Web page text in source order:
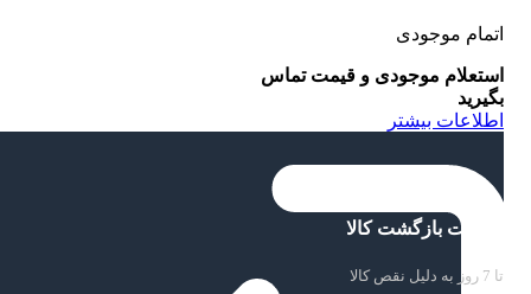
اتمام موجودی
استعلام موجودی و قیمت تماس
بگیرید
اطلاعات بیشتر
ضمانت بازگشت کالا
تا 7 روز به دلیل نقص کالا